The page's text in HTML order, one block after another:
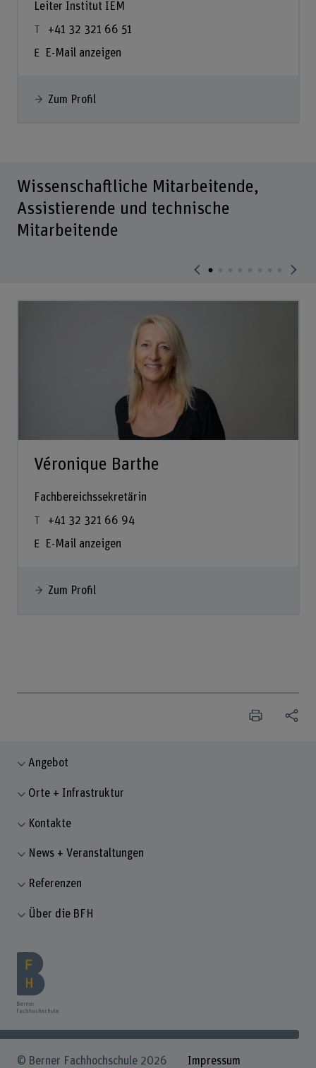
Leiter Institut IEM
+41 32 321 66 51
E-Mail anzeigen
Zum Profil
Wissenschaftliche Mitarbeitende,
Assistierende und technische
Mitarbeitende
Véronique Barthe
Fachbereichssekretärin
+41 32 321 66 94
E-Mail anzeigen
Zum Profil
Angebot
Orte + Infrastruktur
Kontakte
News + Veranstaltungen
Referenzen
Über die BFH
© Berner Fachhochschule 2026 Impressum